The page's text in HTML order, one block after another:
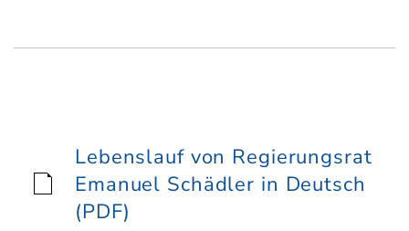
Lebenslauf von Regierungsrat
Emanuel Schädler in Deutsch
(PDF)